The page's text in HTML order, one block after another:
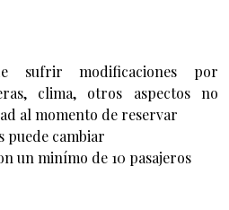
sufrir modificaciones por
clima, otros aspectos no
al momento de reservar
puede cambiar
un minímo de 10 pasajeros